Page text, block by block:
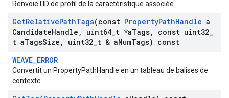
Renvoie l'ID de profil de la caractéristique associée.
GetRelativePathTags(const PropertyPathHandle a
CandidateHandle , uint64 t *aTags, const uint32
t aTagsSize , uint32 t & aNumTags) const
WEAVE_ERROR
Convertit un PropertyPathHandle en un tableau de balises de
contexte.